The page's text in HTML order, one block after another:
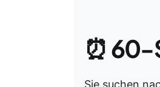
⏰60-
Sie suchen